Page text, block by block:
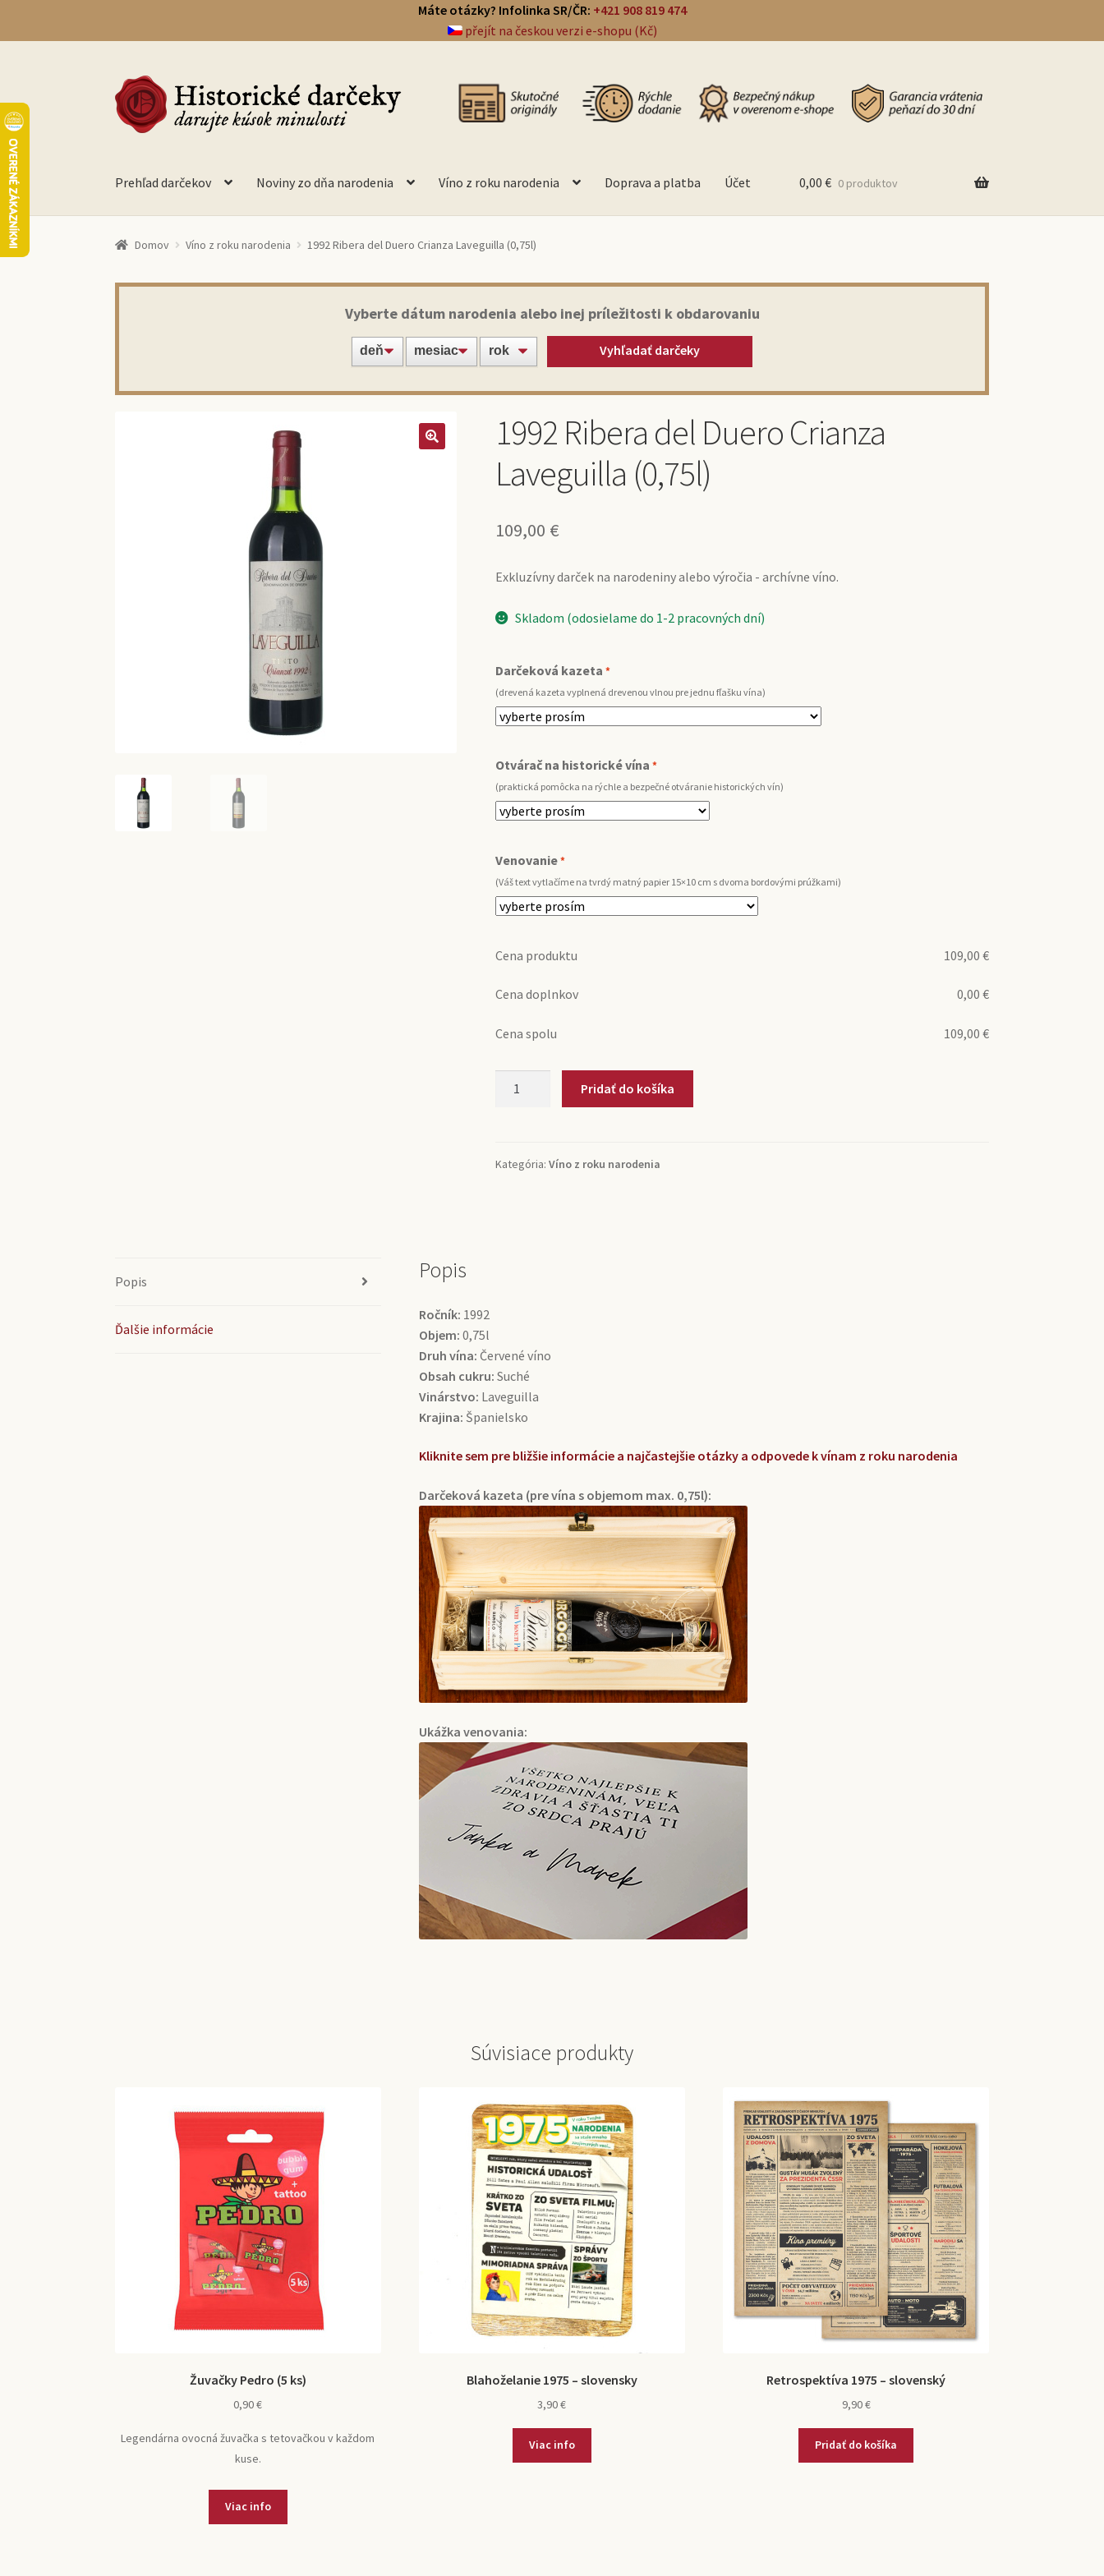
Máte otázky? Infolinka SR/ČR: +421 908 819 474
přejít na českou verzi e-shopu (Kč)
Preskočiť
na
navigáciu
Preskočiť
na
obsah
Prehľad darčekov Noviny zo dňa narodenia Víno z roku narodenia Doprava a platba Účet 0,00 € 0 produktov
Domov Víno z roku narodenia 1992 Ribera del Duero Crianza Laveguilla (0,75l)
Vyberte dátum narodenia alebo inej príležitosti k obdarovaniu
Vyhľadať darčeky
1992 Ribera del Duero Crianza
Laveguilla (0,75l)
109,00 €
Exkluzívny darček na narodeniny alebo výročia - archívne víno.
Skladom (odosielame do 1-2 pracovných dní)
Darčeková kazeta *
(drevená kazeta vyplnená drevenou vlnou pre jednu fľašku vína)
Otvárač na historické vína *
(praktická pomôcka na rýchle a bezpečné otváranie historických vín)
Venovanie*
(Váš text vytlačíme na tvrdý matný papier 15×10 cm s dvoma bordovými prúžkami)
Cena produktu 109,00 €
Cena doplnkov 0,00 €
Cena spolu 109,00 €
Duero
Pridať do košíka
Kategória: Víno z roku narodenia
Popis
Ďalšie informácie
Popis
Ročník: 1992
Objem: 0,75l
Druh vína: Červené víno
Obsah cukru: Suché
Vinárstvo: Laveguilla
Krajina: Španielsko
Kliknite sem pre bližšie informácie a najčastejšie otázky a odpovede k vínam z roku narodenia
Darčeková kazeta (pre vína s objemom max. 0,75l):
Ukážka venovania:
Súvisiace produkty
Žuvačky Pedro (5 ks)
0,90€
Legendárna ovocná žuvačka s tetovačkou v každom
kuse.
Viac info
Blahoželanie 1975 – slovensky
3,90€
Viac info
Retrospektíva 1975 – slovenský
9,90€
Pridať do košíka